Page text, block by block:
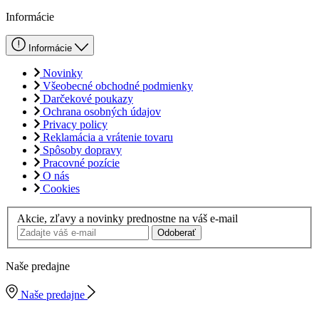
Informácie
Informácie
Novinky
Všeobecné obchodné podmienky
Darčekové poukazy
Ochrana osobných údajov
Privacy policy
Reklamácia a vrátenie tovaru
Spôsoby dopravy
Pracovné pozície
O nás
Cookies
Akcie, zľavy a novinky prednostne na váš e-mail
Odoberať
Naše predajne
Naše predajne